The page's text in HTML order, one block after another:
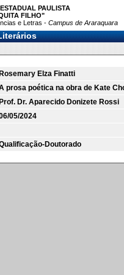
PAULISTA
FILHO"
e Letras - Campus de Araraquara
Rosemary Elza Finatti
prosa poética na obra de Kate
Prof. Dr. Aparecido Donizete Rossi
05/2024
Doutorado